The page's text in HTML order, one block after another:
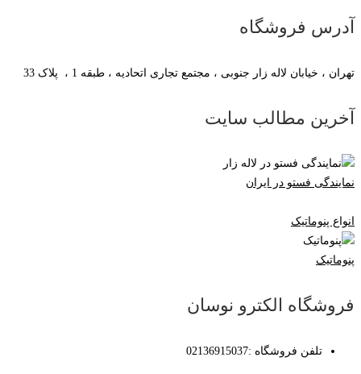
آدرس فروشگاه
تهران ، خیابان لاله زار جنوبی ، مجتمع تجاری اتحادیه ، طبقه 1 ، پلاک 33
آخرین مطالب سایت
نمایندگی فستو در ایران
انواع پنوماتیک
پنوماتیک
فروشگاه الکترو نوسان
تلفن فروشگاه :02136915037